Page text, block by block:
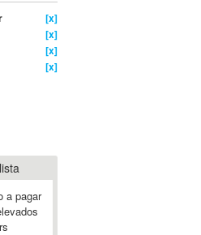
[x]
[x]
[x]
[x]
a pagar